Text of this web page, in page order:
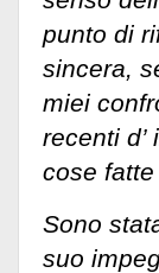
punto di
sincera,
miei
recenti
cose
Sono
suo